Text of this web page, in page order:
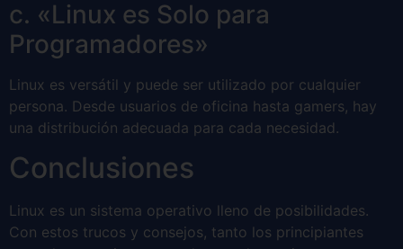
c. «Linux es Solo para
Programadores»
Linux es versátil y puede ser utilizado por cualquier
persona. Desde usuarios de oficina hasta gamers, hay
una distribución adecuada para cada necesidad.
Conclusiones
Linux es un sistema operativo lleno de posibilidades.
Con estos trucos y consejos, tanto los principiantes